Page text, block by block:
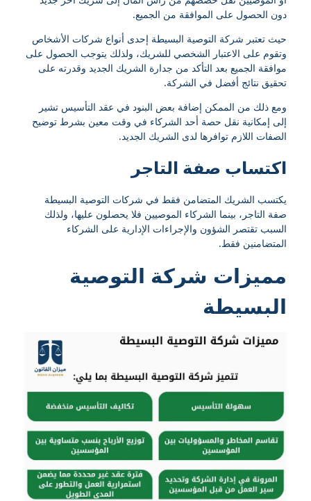
دون الحصول على الموافقة من الجميع.
حيث تعتبر شركة التوصية البسيطة إحدى أنواع شركات الأشخاص
وتقوم على الاعتبار الشخصي للشريك، ولذلك يتوجب الحصول على
موافقة الجميع بعد التأكد من جدارة الشريك الجديد وقدرته على
تحقيق نتائج أفضل في الشركة.
ومع ذلك من الممكن إضافة بعض البنود في عقد التأسيس تشير
إلى إمكانية نقل حصة أحد الشركاء في وقت معين بشرط توضيح
الصفات اللازم توافرها لدى الشريك الجديد.
اكتساب صفة التاجر
يكتسب الشريك المتضامن فقط في شركات التوصية البسيطة
صفة التاجر، بينما الشركاء الموصيين فلا يحصلون عليها، ولذلك
السبب تقتصر الشؤون والإجراءات الإدارية على الشركاء
المتضامنين فقط.
مميزات شركة التوصية
البسيطة